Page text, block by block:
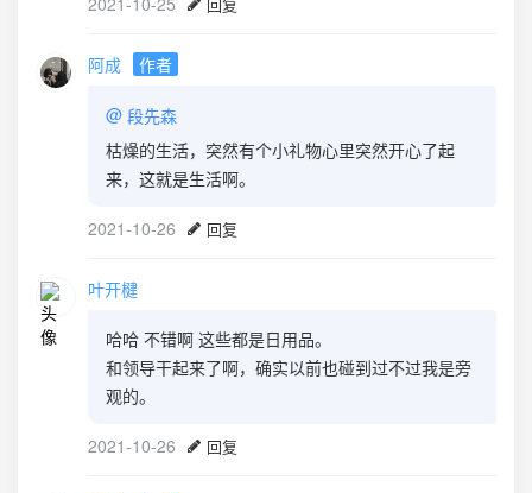
阿成 作者
@ 段先森
枯燥的生活，突然有个小礼物心里突然开心了起
来，这就是生活啊。
2021-10-26 回复
叶开楗
哈哈 不错啊 这些都是日用品。
和领导干起来了啊，确实以前也碰到过不过我是旁
观的。
2021-10-26 回复